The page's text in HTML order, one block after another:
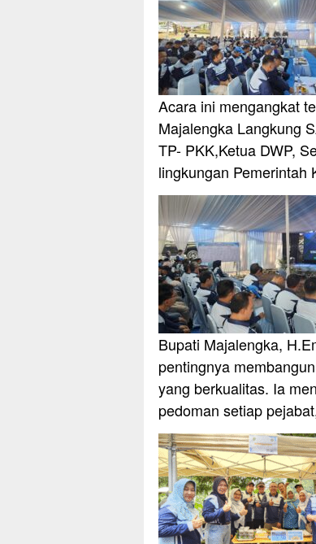
Acara ini mengangkat
Majalengka Langkung
TP- PKK,Ketua DWP,
lingkungan Pemerintah
Bupati Majalengka,
pentingnya
yang berkualitas. Ia
pedoman setiap